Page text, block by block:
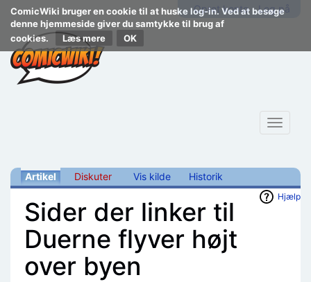
ComicWiki bruger en cookie til at huske log-in. Ved at besøge
denne hjemmeside giver du samtykke til brug af
cookies.
Læs mere
Opret konto Log på
Toggle
Artikel Diskuter Vis kilde Historik
Hjælp
Sider der linker til
Duerne flyver højt
over byen